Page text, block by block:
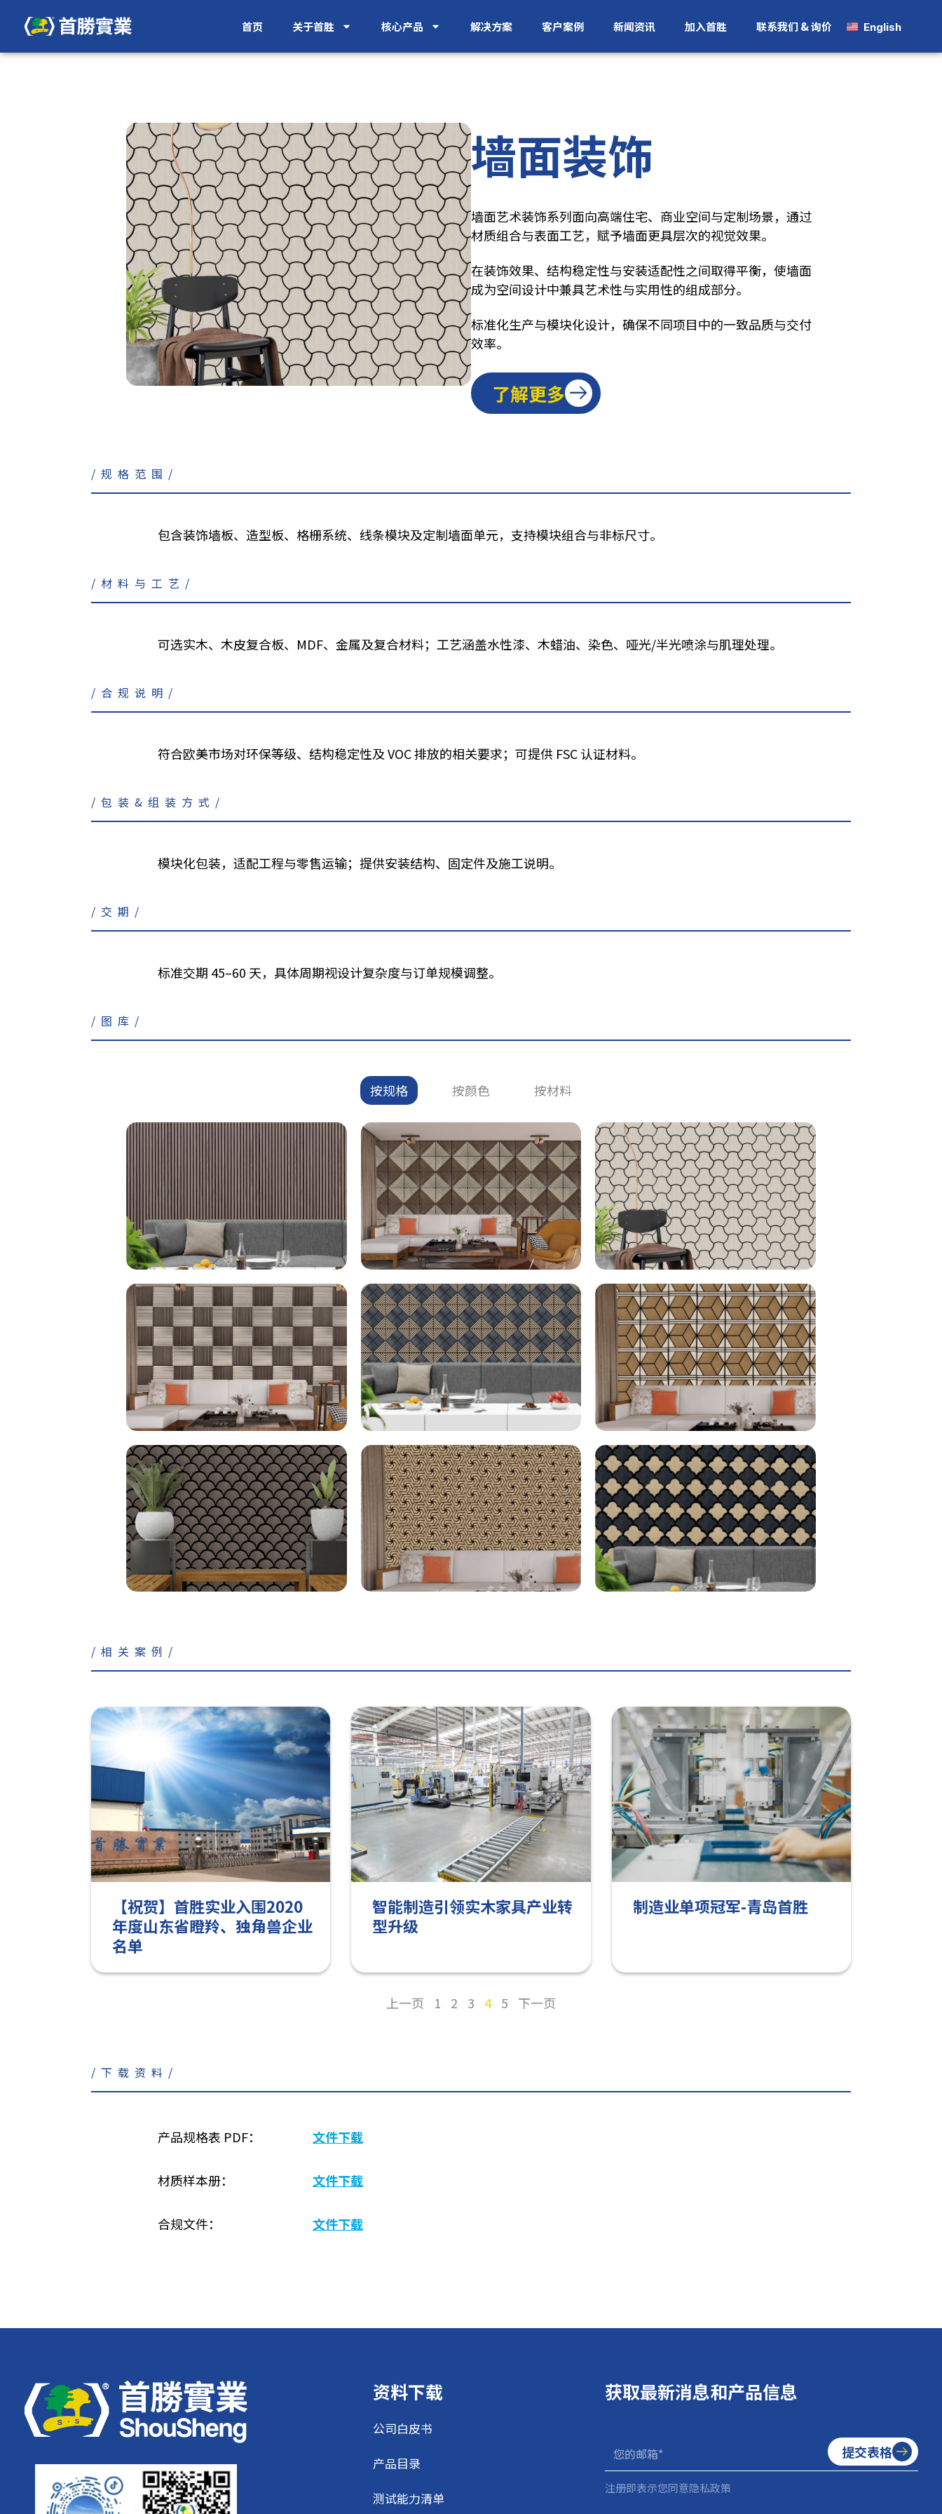
首页 关于首胜 核心产品 解决方案 客户案例 新闻资讯 加入首胜 联系我们 & 询价 English
墙面装饰
墙面艺术装饰系列面向高端住宅、商业空间与定制场景，通过
材质组合与表面工艺，赋予墙面更具层次的视觉效果。
在装饰效果、结构稳定性与安装适配性之间取得平衡，使墙面
成为空间设计中兼具艺术性与实用性的组成部分。
标准化生产与模块化设计，确保不同项目中的一致品质与交付
效率。
了解更多
/规格范围/
包含装饰墙板、造型板、格栅系统、线条模块及定制墙面单元，支持模块组合与非标尺寸。
/材料与工艺/
可选实木、木皮复合板、MDF、金属及复合材料；工艺涵盖水性漆、木蜡油、染色、哑光/半光喷涂与肌理处理。
/合规说明/
符合欧美市场对环保等级、结构稳定性及 VOC 排放的相关要求；可提供 FSC 认证材料。
/包装&组装方式/
模块化包装，适配工程与零售运输；提供安装结构、固定件及施工说明。
/交期/
标准交期 45–60 天，具体周期视设计复杂度与订单规模调整。
/图库/
按规格 按颜色 按材料
/相关案例/
【祝贺】首胜实业入围2020
年度山东省瞪羚、独角兽企业
名单
智能制造引领实木家具产业转
型升级
制造业单项冠军-青岛首胜
上一页 1 2 3 4 5 下一页
/下载资料/
产品规格表 PDF：
材质样本册：
合规文件：
文件下载
文件下载
文件下载
资料下载
公司白皮书
产品目录
测试能力清单
获取最新消息和产品信息
提交表格
注册即表示您同意隐私政策